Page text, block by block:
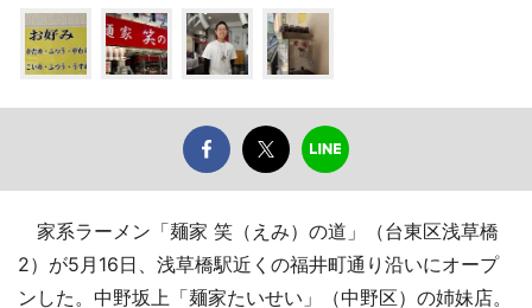
家系ラーメン「麺家 笑（えみ）の道」（台東区浅草橋
2）が5月16日、浅草橋駅近くの福井町通り沿いにオープ
ンした。中野坂上「麺家たいせい」（中野区）の姉妹店。